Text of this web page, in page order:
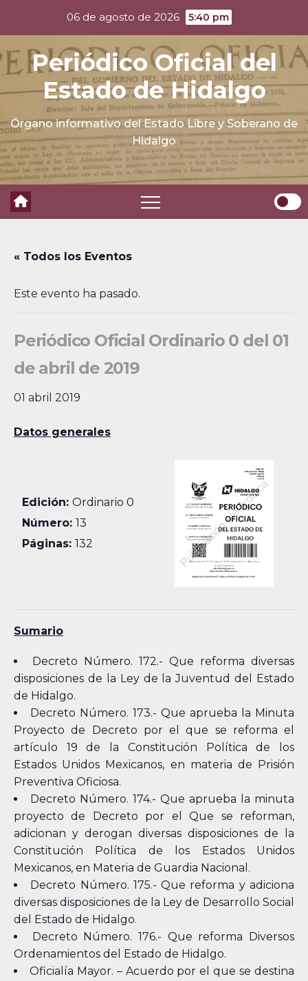
content
06 de agosto de 2026 5:40 pm
Periódico Oficial del
Estado de Hidalgo
Órgano informativo del Estado Libre y Soberano de
Hidalgo
« Todos los Eventos
Este evento ha pasado.
Periódico Oficial Ordinario 0 del 01
de abril de 2019
01 abril 2019
Datos generales
Edición:Ordinario 0
Número:13
Páginas:132
Sumario
Decreto Número. 172.- Que reforma diversas
disposiciones de la Ley de la Juventud del Estado
de Hidalgo.
Decreto Número. 173.- Que aprueba la Minuta
Proyecto de Decreto por el que se reforma el
artículo 19 de la Constitución Política de los
Estados Unidos Mexicanos, en materia de Prisión
Preventiva Oficiosa.
Decreto Número. 174.- Que aprueba la minuta
proyecto de Decreto por el Que se reforman,
adicionan y derogan diversas disposiciones de la
Constitución Política de los Estados Unidos
Mexicanos, en Materia de Guardia Nacional.
Decreto Número. 175.- Que reforma y adiciona
diversas disposiciones de la Ley de Desarrollo Social
del Estado de Hidalgo.
Decreto Número. 176.- Que reforma Diversos
Ordenamientos del Estado de Hidalgo.
Oficialía Mayor. – Acuerdo por el que se destina